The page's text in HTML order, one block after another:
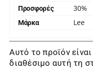
Προσφορές 30%
Μάρκα Lee
Αυτό το προϊόν
διαθέσιμο αυτή τη